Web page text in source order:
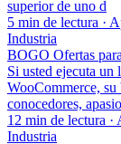
superior de uno d
5 min de lectura ·
Industria
BOGO Ofertas
Si usted ejecuta un
WooCommerce, su
conocedores, apasio
12 min de lectura ·
Industria